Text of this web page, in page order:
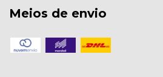
Meios de envio